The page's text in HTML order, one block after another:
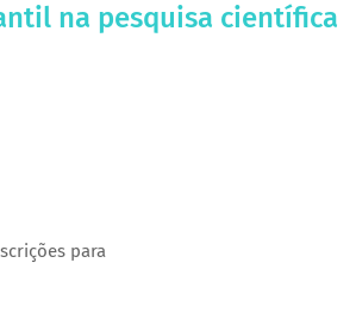
na pesquisa científica
para